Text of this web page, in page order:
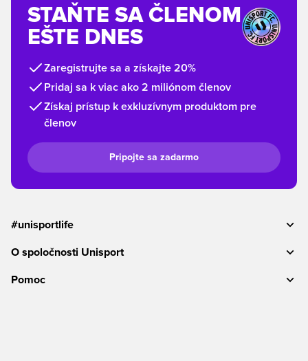
STAŇTE SA ČLENOM
EŠTE DNES
Zaregistrujte sa a získajte 20%
Pridaj sa k viac ako 2 miliónom členov
Získaj prístup k exkluzívnym produktom pre
členov
Pripojte sa zadarmo
#unisportlife
O spoločnosti Unisport
Pomoc